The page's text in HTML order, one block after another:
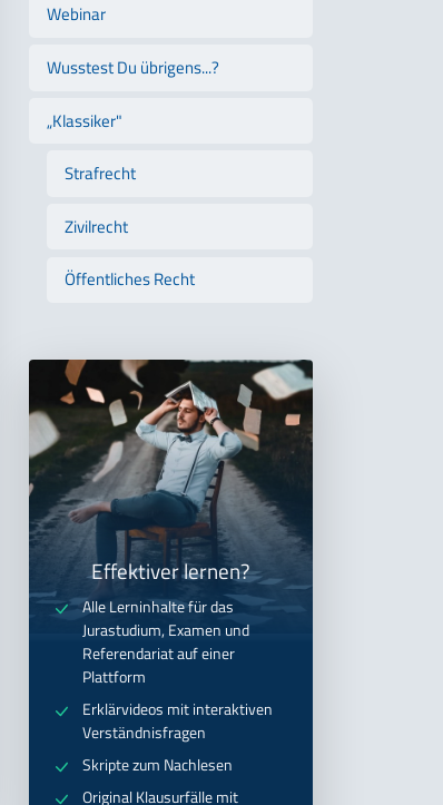
Webinar
Wusstest Du übrigens...?
„Klassiker"
Strafrecht
Zivilrecht
Öffentliches Recht
Effektiver lernen?
Alle Lerninhalte für das
Jurastudium, Examen und
Referendariat auf einer
Plattform
Erklärvideos mit interaktiven
Verständnisfragen
Skripte zum Nachlesen
Original Klausurfälle mit